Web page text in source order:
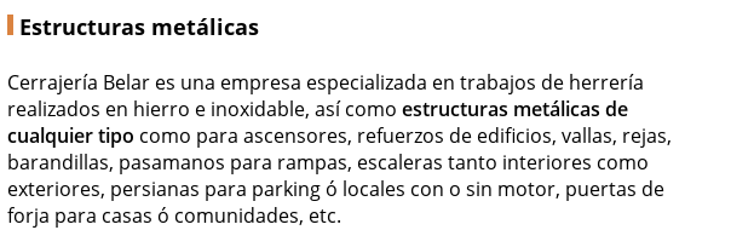
Estructuras metálicas
Cerrajería Belar es una empresa especializada en trabajos de herrería
realizados en hierro e inoxidable, así como estructuras metálicas de
cualquier tipo como para ascensores, refuerzos de edificios, vallas, rejas,
barandillas, pasamanos para rampas, escaleras tanto interiores como
exteriores, persianas para parking ó locales con o sin motor, puertas de
forja para casas ó comunidades, etc.